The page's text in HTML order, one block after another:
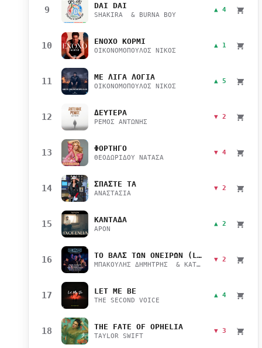
9 DAI DAI
SHAKIRA & BURNA BOY
▲ 4
10 ΕΝΟΧΟ ΚΟΡΜΙ
ΟΙΚΟΝΟΜΟΠΟΥΛΟΣ ΝΙΚΟΣ
▲ 1
11 ΜΕ ΛΙΓΑ ΛΟΓΙΑ
ΟΙΚΟΝΟΜΟΠΟΥΛΟΣ ΝΙΚΟΣ
▲ 5
12 ΔΕΥΤΕΡΑ
ΡΕΜΟΣ ΑΝΤΩΝΗΣ
▼ 2
13 ΦΟΡΤΗΓΟ
ΘΕΟΔΩΡΙΔΟΥ ΝΑΤΑΣΑ
▼ 4
14 ΣΠΑΣΤΕ ΤΑ
ΑΝΑΣΤΑΣΙΑ
▼ 2
15 ΚΑΝΤΑΔΑ
APON
▲ 2
16 ΤΟ ΒΑΛΣ ΤΩΝ ΟΝΕΙΡΩΝ (LIVE)
ΜΠΑΚΟΥΛΗΣ ΔΗΜΗΤΡΗΣ & ΚΑΤΣΙΜΙΧΑ ΜΑΡΙΑΝΑ
▼ 2
17 LET ME BE
THE SECOND VOICE
▲ 4
18 THE FATE OF OPHELIA
TAYLOR SWIFT
▼ 3